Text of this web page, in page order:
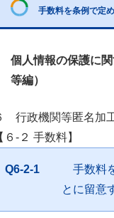
手数料を条例で定
個人情報の保護に
等編）
行政機関等匿名加
６-２ 手数料】
Q6-2-1
手数料
とに留意